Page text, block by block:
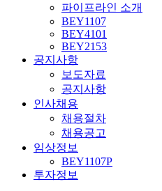
파이프라인 소개
BEY1107
BEY4101
BEY2153
공지사항
보도자료
공지사항
인사채용
채용절차
채용공고
임상정보
BEY1107P
투자정보